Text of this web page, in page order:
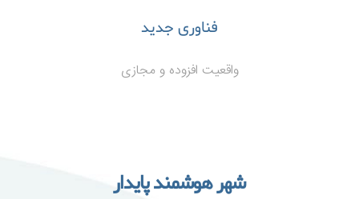
فناوری جدید
واقعیت افزوده و مجازی
شهر هوشمند پایدار